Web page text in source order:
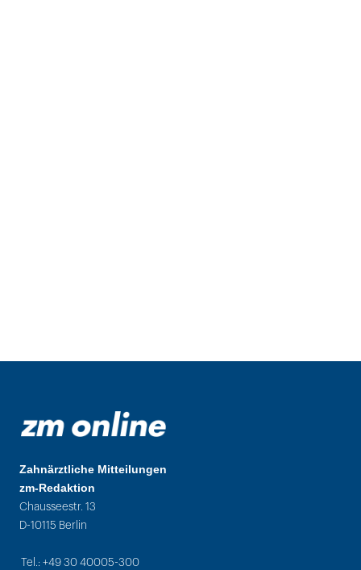
Zahnärztliche Mitteilungen
zm-Redaktion
Chausseestr. 13
D-10115 Berlin
Tel.: +49 30 40005-300